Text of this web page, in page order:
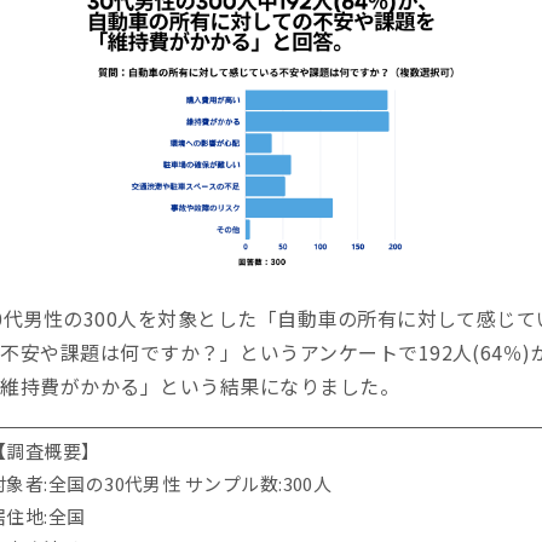
男性の300人を対象とした「自動車の所有に対して感じて
安や課題は何ですか？」というアンケートで192人(64％)
持費がかかる」という結果になりました。
調査概要】
象者:全国の30代男性 サンプル数:300人
住地:全国